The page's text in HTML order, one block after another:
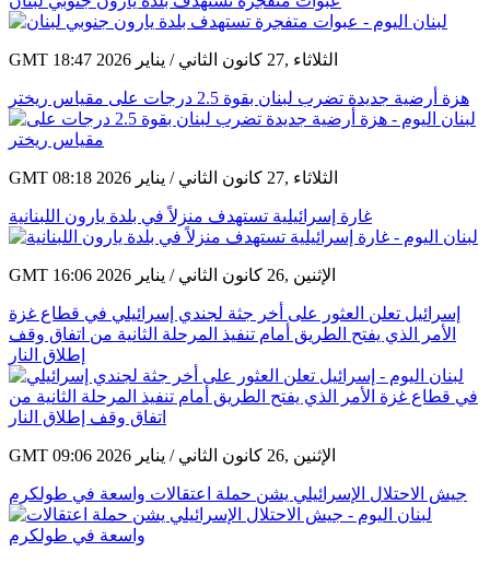
GMT 18:47 2026 الثلاثاء ,27 كانون الثاني / يناير
هزة أرضية جديدة تضرب لبنان بقوة 2.5 درجات على مقياس ريختر
GMT 08:18 2026 الثلاثاء ,27 كانون الثاني / يناير
غارة إسرائيلية تستهدف منزلاً في بلدة يارون اللبنانية
GMT 16:06 2026 الإثنين ,26 كانون الثاني / يناير
إسرائيل تعلن العثور على أخر جثة لجندي إسرائيلي في قطاع غزة
الأمر الذي يفتح الطريق أمام تنفيذ المرحلة الثانية من اتفاق وقف
إطلاق النار
GMT 09:06 2026 الإثنين ,26 كانون الثاني / يناير
جيش الاحتلال الإسرائيلي يشن حملة اعتقالات واسعة في طولكرم